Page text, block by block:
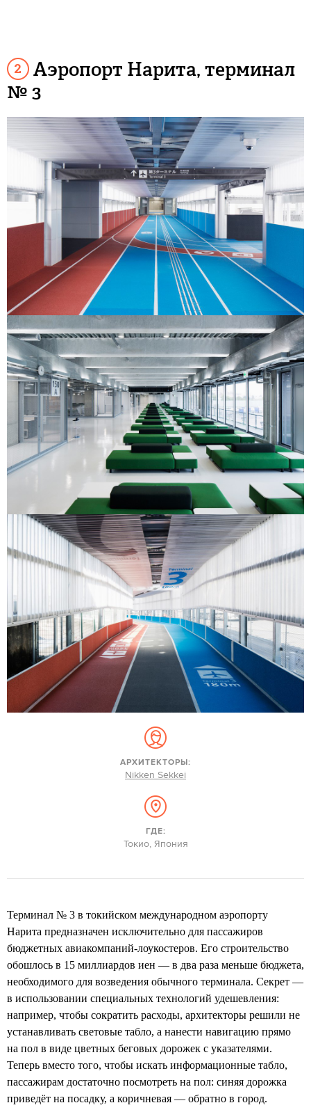
Аэропорт Нарита, терминал
№ 3
АРХИТЕКТОРЫ:
Nikken Sekkei
ГДЕ:
Токио, Япония
Терминал № 3 в токийском международном аэропорту
Нарита предназначен исключительно для пассажиров
бюджетных авиакомпаний-лоукостеров. Его строительство
обошлось в 15 миллиардов иен — в два раза меньше бюджета,
необходимого для возведения обычного терминала. Секрет —
в использовании специальных технологий удешевления:
например, чтобы сократить расходы, архитекторы решили не
устанавливать световые табло, а нанести навигацию прямо
на пол в виде цветных беговых дорожек с указателями.
Теперь вместо того, чтобы искать информационные табло,
пассажирам достаточно посмотреть на пол: синяя дорожка
приведёт на посадку, а коричневая — обратно в город.